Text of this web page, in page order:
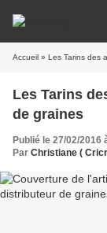
Accueil » Les Tarins des
Les Tarins
de graines
Publié le 27/02/2016
Par Christiane (